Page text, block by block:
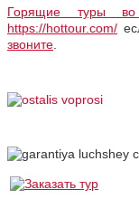
Горящие туры во
https://hottour.com/
звоните